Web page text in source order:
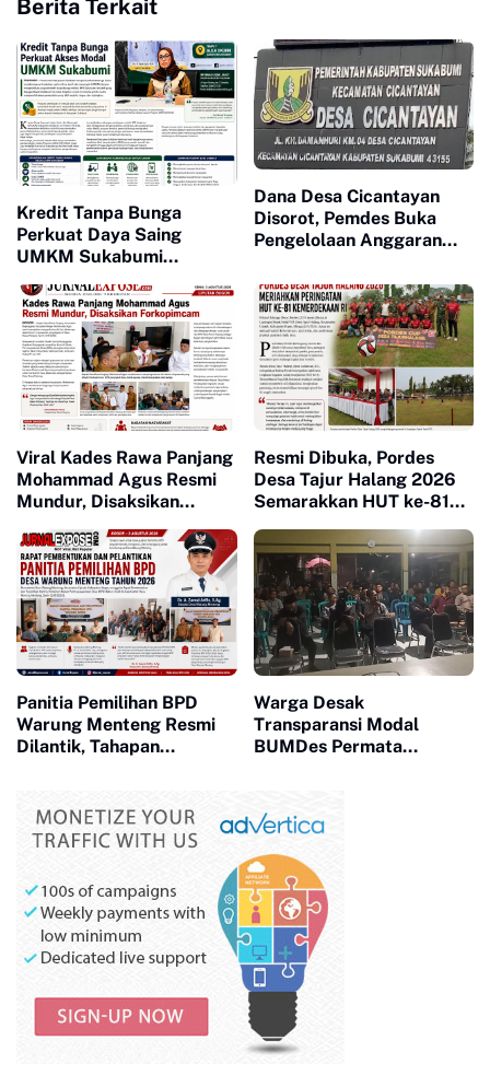
Berita Terkait
Kredit Tanpa Bunga
Perkuat Daya Saing
UMKM Sukabumi
Dana Desa Cicantayan
Disorot, Pemdes Buka
Pengelolaan Anggaran
Viral Kades Rawa Panjang
Mohammad Agus Resmi
Mundur, Disaksikan
Resmi Dibuka, Pordes
Desa Tajur Halang 2026
Semarakkan HUT ke-81
Panitia Pemilihan BPD
Warung Menteng Resmi
Dilantik, Tahapan
Warga Desak
Transparansi Modal
BUMDes Permata